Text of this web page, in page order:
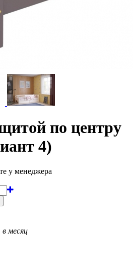
по центру
4)
у менеджера
месяц